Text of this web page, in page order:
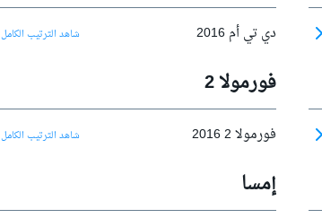
دي تي أم 2016 شاهد الترتيب الكامل
فورمولا 2
فورمولا 2 2016 شاهد الترتيب الكامل
إمسا